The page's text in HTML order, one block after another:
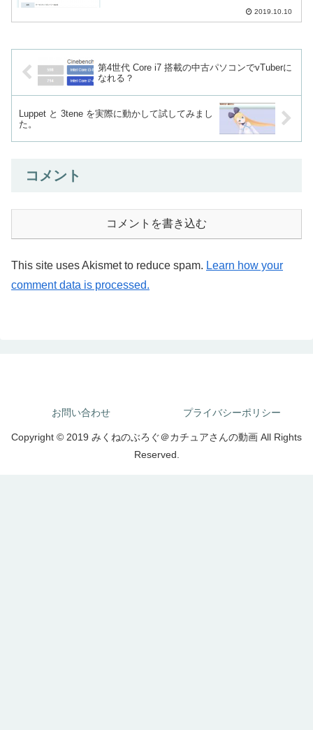
2019.10.10
第4世代 Core i7 搭載の中古パソコンでvTuberに
なれる？
Luppet と 3tene を実際に動かして試してみまし
た。
コメント
コメントを書き込む
This site uses Akismet to reduce spam. Learn how your
comment data is processed.
お問い合わせ プライバシーポリシー
Copyright © 2019 みくねのぶろぐ＠カチュアさんの動画 All Rights
Reserved.